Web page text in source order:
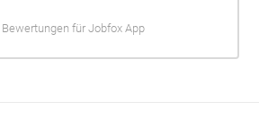
Bewertungen für Jobfox App